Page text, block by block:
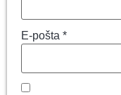
E-pošta *